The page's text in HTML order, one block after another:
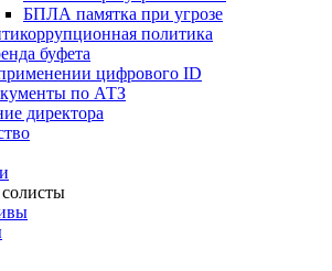
БПЛА памятка при угрозе
политика
буфета
цифрового ID
по АТЗ
директора